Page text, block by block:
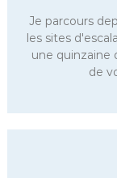
Je parcours
les sites
une quinzaine
de